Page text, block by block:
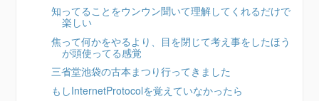
知ってることをウンウン聞いて理解してくれるだけで
楽しい
焦って何かをやるより、目を閉じて考え事をしたほう
が頭使ってる感覚
三省堂池袋の古本まつり行ってきました
もしInternetProtocolを覚えていなかったら